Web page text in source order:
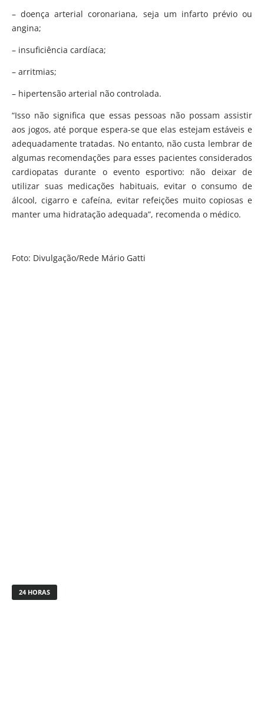
– doença arterial coronariana, seja um infarto prévio ou
angina;
– insuficiência cardíaca;
– arritmias;
– hipertensão arterial não controlada.
“Isso não significa que essas pessoas não possam assistir
aos jogos, até porque espera-se que elas estejam estáveis e
adequadamente tratadas. No entanto, não custa lembrar de
algumas recomendações para esses pacientes considerados
cardiopatas durante o evento esportivo: não deixar de
utilizar suas medicações habituais, evitar o consumo de
álcool, cigarro e cafeína, evitar refeições muito copiosas e
manter uma hidratação adequada”, recomenda o médico.
Foto: Divulgação/Rede Mário Gatti
24 HORAS